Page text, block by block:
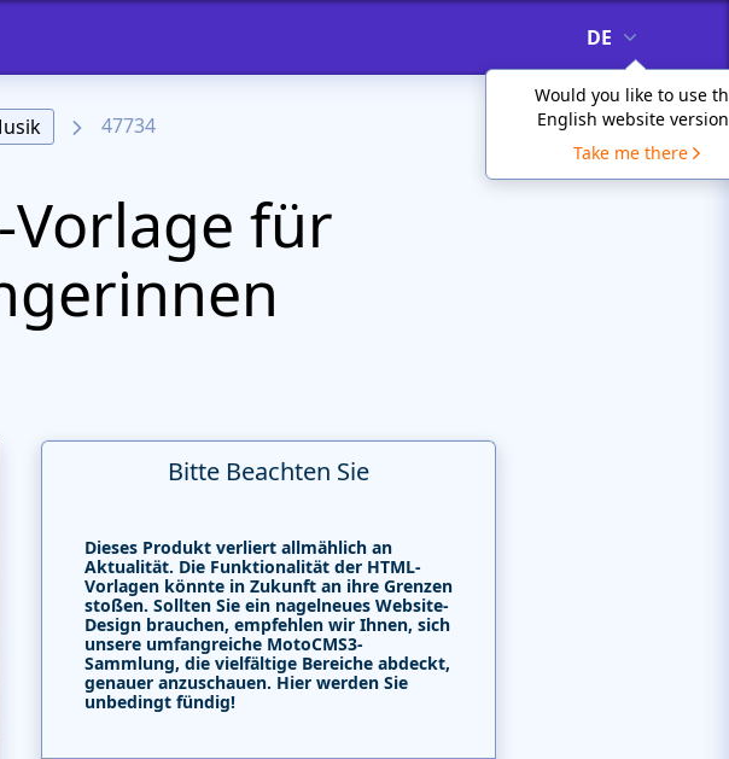
DE
Would you like to use
English website
Take me there
47734
für
Bitte Beachten Sie
Dieses Produkt verliert allmählich an
Aktualität. Die Funktionalität der HTML-
Vorlagen könnte in Zukunft an ihre Grenzen
stoßen. Sollten Sie ein nagelneues Website-
Design brauchen, empfehlen wir Ihnen, sich
unsere umfangreiche MotoCMS3-
Sammlung, die vielfältige Bereiche abdeckt,
genauer anzuschauen. Hier werden Sie
unbedingt fündig!